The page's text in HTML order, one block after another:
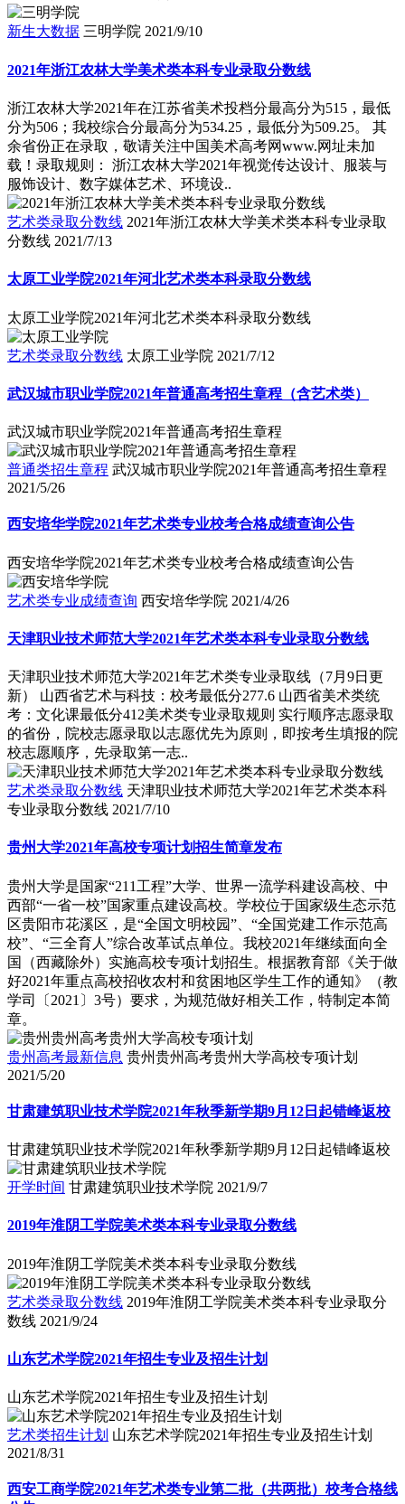
新生大数据 三明学院 2021/9/10
2021年浙江农林大学美术类本科专业录取分数线
浙江农林大学2021年在江苏省美术投档分最高分为515，最低
分为506；我校综合分最高分为534.25，最低分为509.25。 其
余省份正在录取，敬请关注中国美术高考网www.网址未加
载！录取规则： 浙江农林大学2021年视觉传达设计、服装与
服饰设计、数字媒体艺术、环境设..
艺术类录取分数线 2021年浙江农林大学美术类本科专业录取
分数线 2021/7/13
太原工业学院2021年河北艺术类本科录取分数线
太原工业学院2021年河北艺术类本科录取分数线
艺术类录取分数线 太原工业学院 2021/7/12
武汉城市职业学院2021年普通高考招生章程（含艺术类）
武汉城市职业学院2021年普通高考招生章程
普通类招生章程 武汉城市职业学院2021年普通高考招生章程
2021/5/26
西安培华学院2021年艺术类专业校考合格成绩查询公告
西安培华学院2021年艺术类专业校考合格成绩查询公告
艺术类专业成绩查询 西安培华学院 2021/4/26
天津职业技术师范大学2021年艺术类本科专业录取分数线
天津职业技术师范大学2021年艺术类专业录取线（7月9日更
新） 山西省艺术与科技：校考最低分277.6 山西省美术类统
考：文化课最低分412美术类专业录取规则 实行顺序志愿录取
的省份，院校志愿录取以志愿优先为原则，即按考生填报的院
校志愿顺序，先录取第一志..
艺术类录取分数线 天津职业技术师范大学2021年艺术类本科
专业录取分数线 2021/7/10
贵州大学2021年高校专项计划招生简章发布
贵州大学是国家“211工程”大学、世界一流学科建设高校、中
西部“一省一校”国家重点建设高校。学校位于国家级生态示范
区贵阳市花溪区，是“全国文明校园”、“全国党建工作示范高
校”、“三全育人”综合改革试点单位。我校2021年继续面向全
国（西藏除外）实施高校专项计划招生。根据教育部《关于做
好2021年重点高校招收农村和贫困地区学生工作的通知》（教
学司〔2021〕3号）要求，为规范做好相关工作，特制定本简
章。
贵州高考最新信息 贵州贵州高考贵州大学高校专项计划
2021/5/20
甘肃建筑职业技术学院2021年秋季新学期9月12日起错峰返校
甘肃建筑职业技术学院2021年秋季新学期9月12日起错峰返校
开学时间 甘肃建筑职业技术学院 2021/9/7
2019年淮阴工学院美术类本科专业录取分数线
2019年淮阴工学院美术类本科专业录取分数线
艺术类录取分数线 2019年淮阴工学院美术类本科专业录取分
数线 2021/9/24
山东艺术学院2021年招生专业及招生计划
山东艺术学院2021年招生专业及招生计划
艺术类招生计划 山东艺术学院2021年招生专业及招生计划
2021/8/31
西安工商学院2021年艺术类专业第二批（共两批）校考合格线